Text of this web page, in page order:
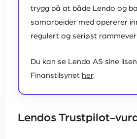
trygg på at både Lendo og
samarbeider med opererer
regulert og seriøst
Du kan se Lendo AS sine
Finanstilsynet her.
Lendos Trustpilot-